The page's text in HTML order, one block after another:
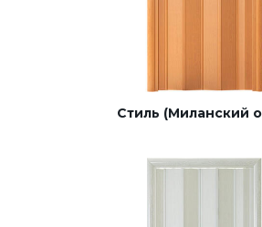
Стиль (Миланский